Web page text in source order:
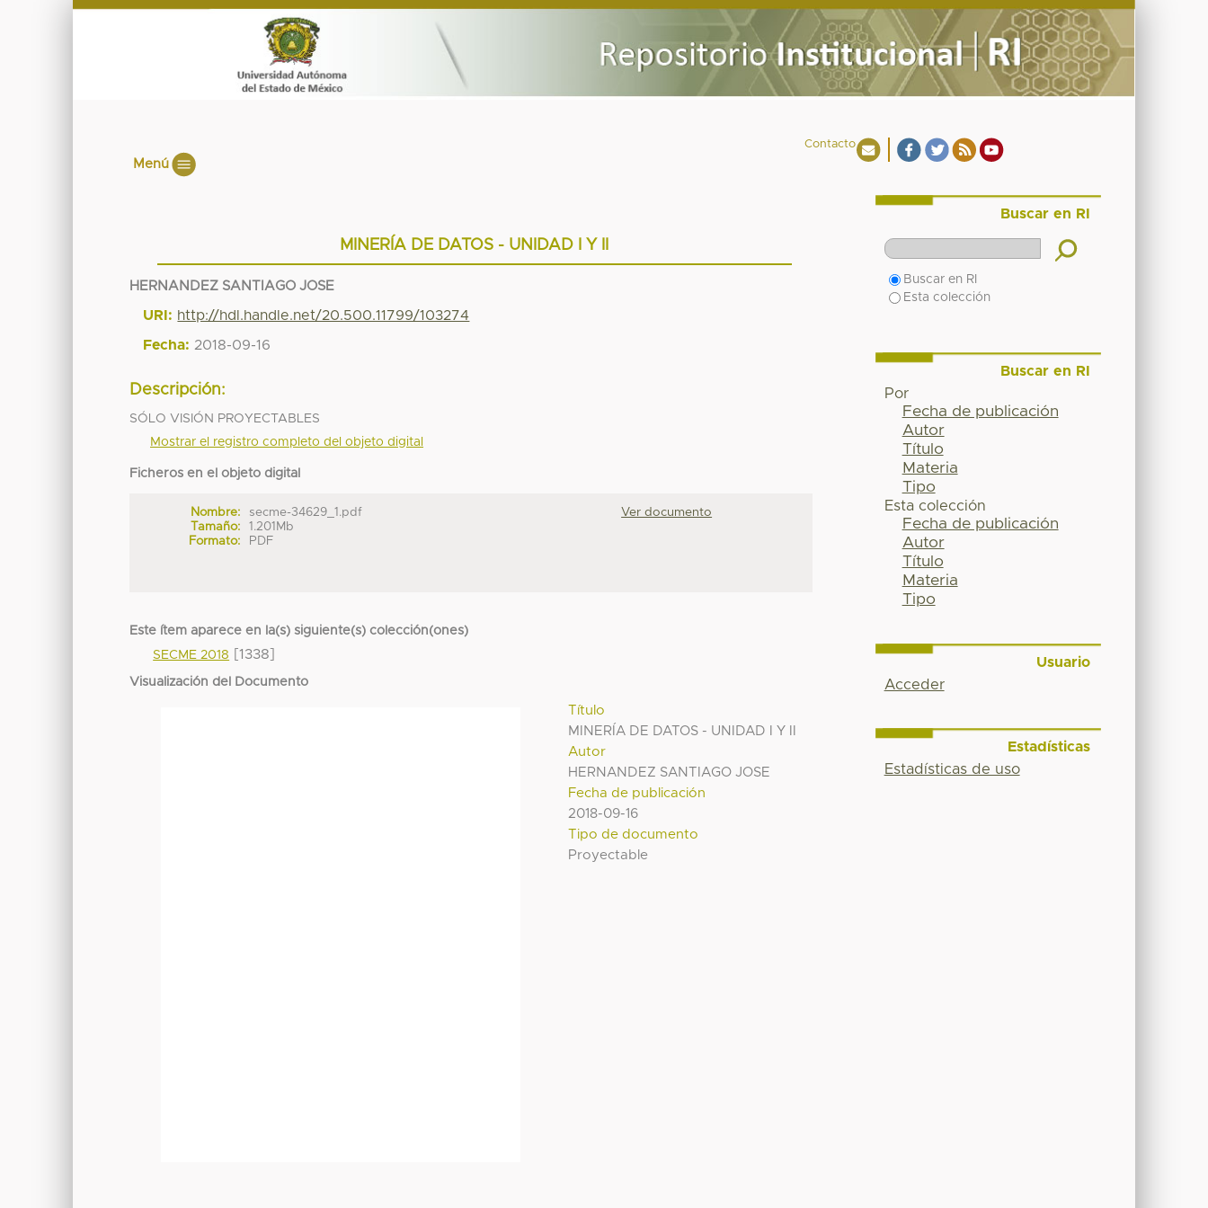
Contacto
Menú
MINERÍA DE DATOS - UNIDAD I Y II
HERNANDEZ SANTIAGO JOSE
URI: http://hdl.handle.net/20.500.11799/103274
Fecha: 2018-09-16
Descripción:
SÓLO VISIÓN PROYECTABLES
Mostrar el registro completo del objeto digital
Ficheros en el objeto digital
Nombre:
secme-34629_1.pdf
Tamaño:
1.201Mb
Formato:
PDF
Ver documento
Este ítem aparece en la(s) siguiente(s) colección(ones)
SECME 2018
[1338]
Visualización del Documento
Título
MINERÍA DE DATOS - UNIDAD I Y II
Autor
HERNANDEZ SANTIAGO JOSE
Fecha de publicación
2018-09-16
Tipo de documento
Proyectable
Buscar en RI
Buscar en RI
Esta colección
Buscar en RI
Por
Fecha de publicación
Autor
Título
Materia
Tipo
Esta colección
Fecha de publicación
Autor
Título
Materia
Tipo
Usuario
Acceder
Estadísticas
Estadísticas de uso